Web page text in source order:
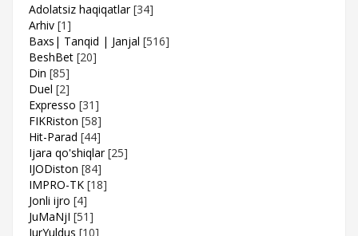
Adolatsiz haqiqatlar [34]
Arhiv [1]
Baxs| Tanqid | Janjal [516]
BeshBet [20]
Din [85]
Duel [2]
Expresso [31]
FIKRiston [58]
Hit-Parad [44]
Ijara qo'shiqlar [25]
IJODiston [84]
IMPRO-TK [18]
Jonli ijro [4]
JuMaNjI [51]
JurYuldus [10]